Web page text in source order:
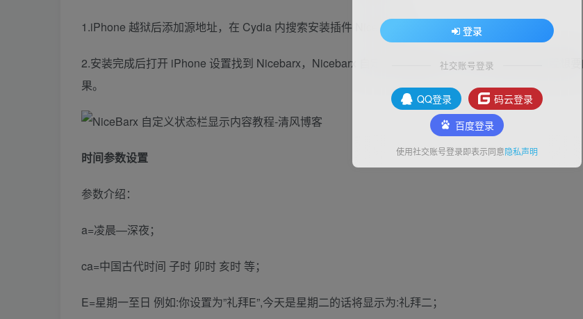
1.iPhone 越狱后添加源地址，在 Cydia 内搜索安装插件 Nicebarx。
2.安装完成后打开 iPhone 设置找到 Nicebarx，Nicebarx 自定义功能比较多，你可以通过参数设置想
果。
时间参数设置
参数介绍：
a=凌晨—深夜；
ca=中国古代时间 子时 卯时 亥时 等；
E=星期一至日 例如:你设置为”礼拜E”,今天是星期二的话将显示为:礼拜二；
登录
社交账号登录
QQ登录
码云登录
百度登录
使用社交账号登录即表示同意隐私声明